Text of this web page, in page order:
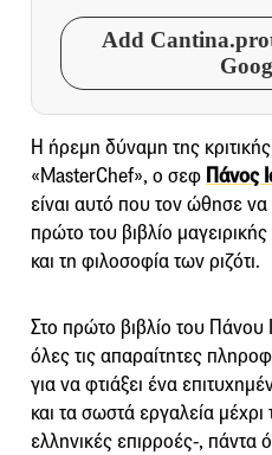
Add
Η ήρεμη δύναμη της
«MasterChef», ο σεφ Πάνος
είναι αυτό που τον ώθησε
πρώτο του βιβλίο
και τη φιλοσοφία των ριζότι.
Στο πρώτο βιβλίο του Πάνου
όλες τις απαραίτητες
για να φτιάξει ένα
και τα σωστά εργαλεία μέχρι
ελληνικές επιρροές-, πάντα